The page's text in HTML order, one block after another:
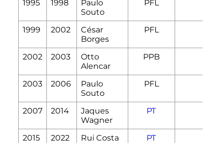
1995 1998
Paulo
Souto
PFL
1999 2002
César
Borges
PFL
2002 2003
Otto
Alencar
PPB
2003 2006
Paulo
Souto
PFL
2007 2014
Jaques
Wagner
PT
2015 2022 Rui Costa
PT